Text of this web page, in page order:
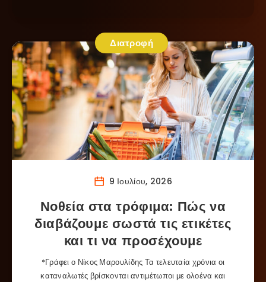
Διατροφή
9 Ιουλίου, 2026
Νοθεία στα τρόφιμα: Πώς να
διαβάζουμε σωστά τις ετικέτες
και τι να προσέχουμε
*Γράφει ο Νίκος Μαρουλίδης Τα τελευταία χρόνια οι
καταναλωτές βρίσκονται αντιμέτωποι με ολοένα και